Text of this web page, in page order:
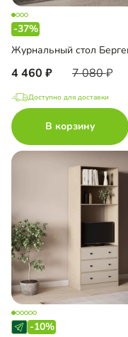
-37%
Журнальный стол
4 460 7 080
Доступно для доставки
В корзину
-10%